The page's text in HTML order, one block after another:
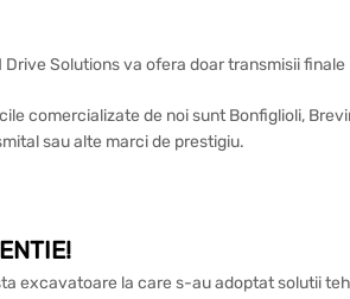
Drive Solutions va ofera doar transmisii
comercializate de noi sunt Bonfiglioli,
sau alte marci de prestigiu.
excavatoare la care s-au adoptat solutii